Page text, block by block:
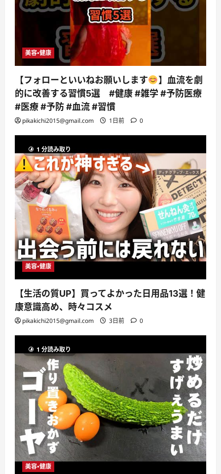
美容・健康
【フォローといいねお願いします
】血流を劇
的に改善する習慣5選 #健康 #雑学 #予防医療
#医療 #予防 #血流 #習慣
pikakichi2015@gmail.com 1日前 0
1 分読み取り
美容・健康
【生活の質UP】買ってよかった日用品13選！健
康意識高め、時々コスメ
pikakichi2015@gmail.com 3日前 0
1 分読み取り
美容・健康